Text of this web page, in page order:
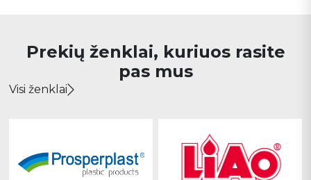
Prekių ženklai, kuriuos rasite
pas mus
Visi ženklai